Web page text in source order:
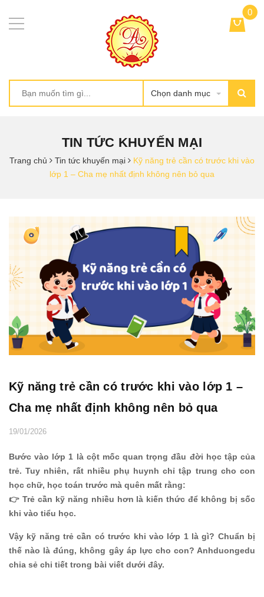
Chọn danh mục
0
TIN TỨC KHUYẾN MẠI
Trang chủ Tin tức khuyến mại
Kỹ năng trẻ cần có trước khi vào
lớp 1 – Cha mẹ nhất định không nên bỏ qua
Kỹ năng trẻ cần có trước khi vào lớp 1 –
Cha mẹ nhất định không nên bỏ qua
19/01/2026
Bước vào lớp 1 là cột mốc quan trọng đầu đời học tập của
trẻ. Tuy nhiên, rất nhiều phụ huynh chỉ tập trung cho con
học chữ, học toán trước mà quên mất rằng:
👉 Trẻ cần kỹ năng nhiều hơn là kiến thức để không bị sốc
khi vào tiểu học.
Vậy kỹ năng trẻ cần có trước khi vào lớp 1 là gì? Chuẩn bị
thế nào là đúng, không gây áp lực cho con? Anhduongedu
chia sẻ chi tiết trong bài viết dưới đây.